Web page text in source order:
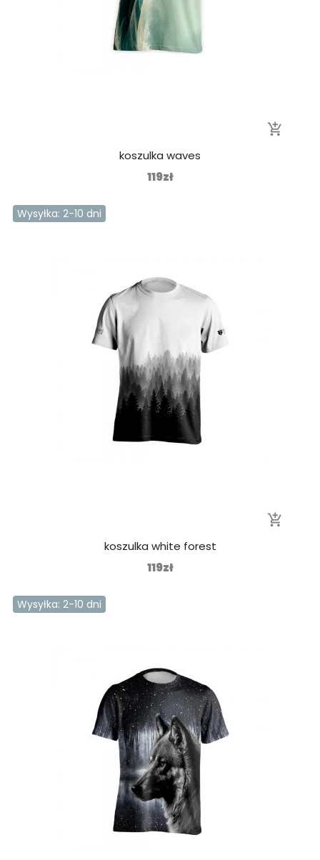
add_shopping_cart
koszulka waves
119zł
Wysyłka: 2-10 dni
add_shopping_cart
koszulka white forest
119zł
Wysyłka: 2-10 dni